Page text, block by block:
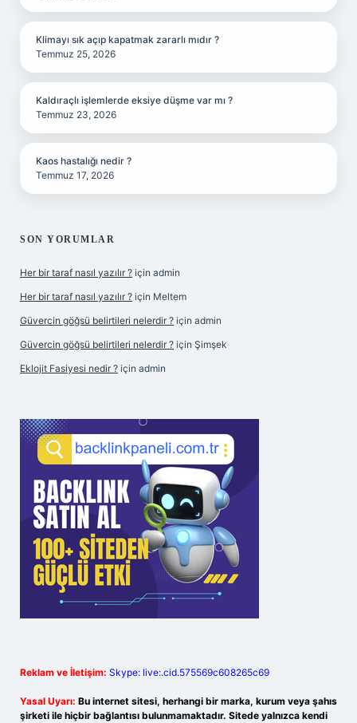
Klimayı sık açıp kapatmak zararlı mıdır ?
Temmuz 25, 2026
Kaldıraçlı işlemlerde eksiye düşme var mı ?
Temmuz 23, 2026
Kaos hastalığı nedir ?
Temmuz 17, 2026
SON YORUMLAR
Her bir taraf nasıl yazılır ? için admin
Her bir taraf nasıl yazılır ? için Meltem
Güvercin göğsü belirtileri nelerdir ? için admin
Güvercin göğsü belirtileri nelerdir ? için Şimşek
Eklojit Fasiyesi nedir ? için admin
Reklam ve İletişim: Skype: live:.cid.575569c608265c69
Yasal Uyarı: Bu internet sitesi, herhangi bir marka, kurum veya şahıs
şirketi ile hiçbir bağlantısı bulunmamaktadır. Sitede yalnızca kendi